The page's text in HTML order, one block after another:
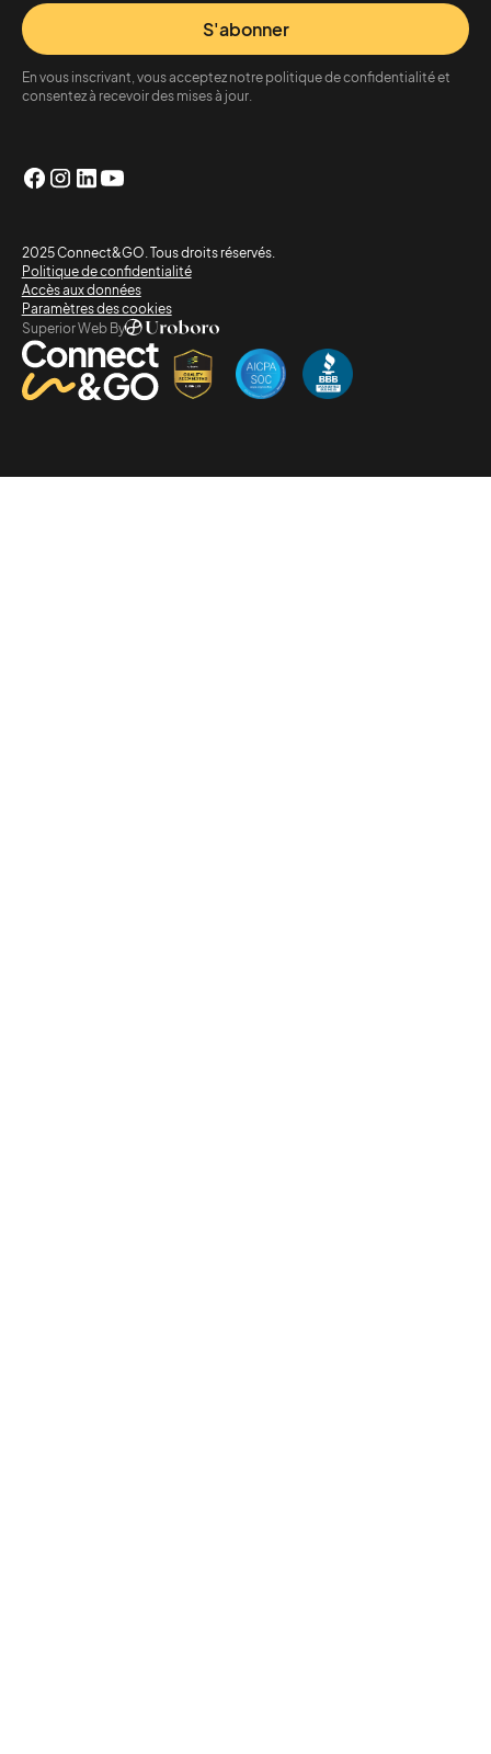
S'abonner
En vous inscrivant, vous acceptez notre politique de confidentialité et
consentez à recevoir des mises à jour.
2025 Connect&GO. Tous droits réservés.
Politique de confidentialité
Accès aux données
Paramètres des cookies
Superior Web By